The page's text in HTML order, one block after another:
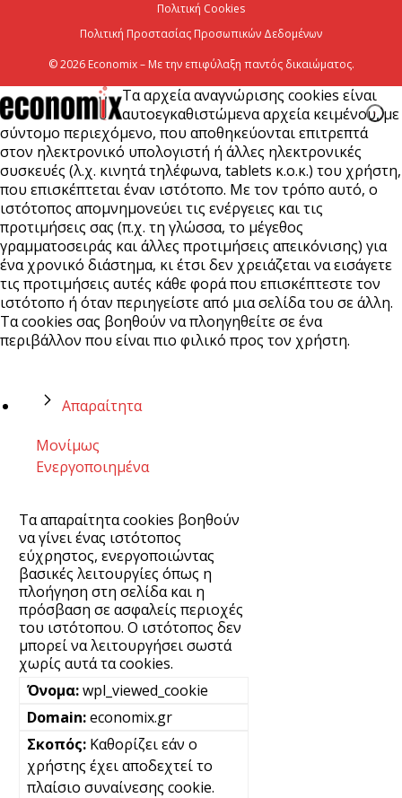
Πολιτική Cookies
Πολιτική Προστασίας Προσωπικών Δεδομένων
© 2026 Economix – Με την επιφύλαξη παντός δικαιώματος.
Τα αρχεία αναγνώρισης cookies είναι
αυτοεγκαθιστώμενα αρχεία κειμένου, με
σύντομο περιεχόμενο, που αποθηκεύονται επιτρεπτά
στον ηλεκτρονικό υπολογιστή ή άλλες ηλεκτρονικές
συσκευές (λ.χ. κινητά τηλέφωνα, tablets κ.ο.κ.) του χρήστη,
που επισκέπτεται έναν ιστότοπο. Με τον τρόπο αυτό, ο
ιστότοπος απομνημονεύει τις ενέργειες και τις
προτιμήσεις σας (π.χ. τη γλώσσα, το μέγεθος
γραμματοσειράς και άλλες προτιμήσεις απεικόνισης) για
ένα χρονικό διάστημα, κι έτσι δεν χρειάζεται να εισάγετε
τις προτιμήσεις αυτές κάθε φορά που επισκέπτεστε τον
ιστότοπο ή όταν περιηγείστε από μια σελίδα του σε άλλη.
Τα cookies σας βοηθούν να πλοηγηθείτε σε ένα
περιβάλλον που είναι πιο φιλικό προς τον χρήστη.
Απαραίτητα
Μονίμως
Ενεργοποιημένα
Τα απαραίτητα cookies βοηθούν
να γίνει ένας ιστότοπος
εύχρηστος, ενεργοποιώντας
βασικές λειτουργίες όπως η
πλοήγηση στη σελίδα και η
πρόσβαση σε ασφαλείς περιοχές
του ιστότοπου. Ο ιστότοπος δεν
μπορεί να λειτουργήσει σωστά
χωρίς αυτά τα cookies.
wpl_viewed_cookie
economix.gr
Καθορίζει εάν ο
χρήστης έχει αποδεχτεί το
πλαίσιο συναίνεσης cookie.